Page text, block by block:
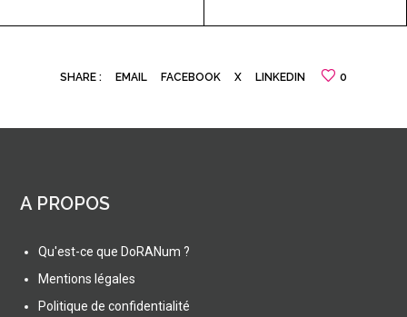
SHARE : EMAIL FACEBOOK X LINKEDIN 0
A PROPOS
Qu'est-ce que DoRANum ?
Mentions légales
Politique de confidentialité